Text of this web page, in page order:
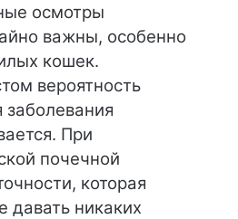
осмотры
важны, особенно
кошек.
вероятность
заболевания
При
почечной
которая
давать никаких